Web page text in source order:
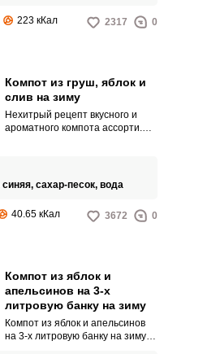
223 кКал 2317 0
Компот из груш, яблок и
слив на зиму
Нехитрый рецепт вкусного и
ароматного компота ассорти.
летнего зноя, так и для зимних
холодов.
сахар-песок, вода
40.65 кКал 3672 0
Компот из яблок и
апельсинов на 3-х
литровую банку на зиму
Компот из яблок и апельсинов
на 3-х литровую банку на зиму –
пароль?